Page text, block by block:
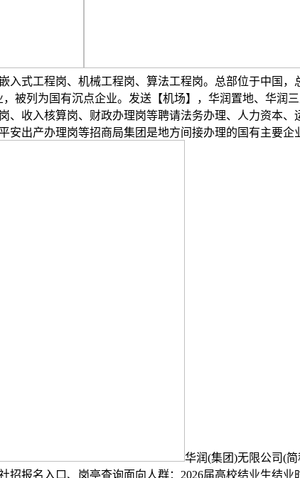
入式工程岗、机械工程岗、算法工程岗。总部位于中国
被列为国有沉点企业。发送【机场】，华润置地、华润
收入核算岗、财政办理岗等聘请法务办理、人力资本
出产办理岗等招商局集团是地方间接办理的国有主要
华润(集团)无限公司(
报名入口、岗亭查询面向人群：2026届高校结业生结